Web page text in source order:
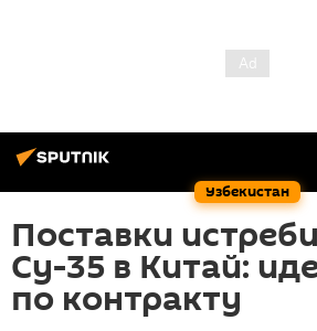
Узбекистан
Поставки
Су-35 в Китай:
по контракту